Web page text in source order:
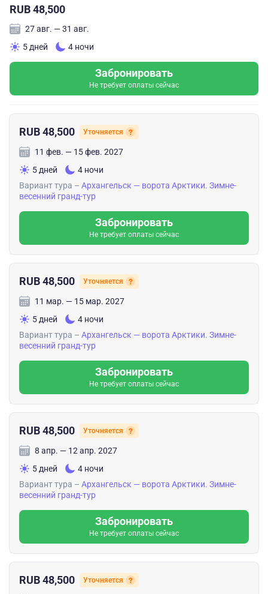
RUB 48,500
27 авг. — 31 авг.
5 дней
4 ночи
Забронировать
Не требует оплаты сейчас
RUB 48,500 Уточняется
11 фев. — 15 фев. 2027
5 дней
4 ночи
Вариант тура – Архангельск — ворота Арктики. Зимне-
весенний гранд-тур
Забронировать
Не требует оплаты сейчас
RUB 48,500 Уточняется
11 мар. — 15 мар. 2027
5 дней
4 ночи
Вариант тура – Архангельск — ворота Арктики. Зимне-
весенний гранд-тур
Забронировать
Не требует оплаты сейчас
RUB 48,500 Уточняется
8 апр. — 12 апр. 2027
5 дней
4 ночи
Вариант тура – Архангельск — ворота Арктики. Зимне-
весенний гранд-тур
Забронировать
Не требует оплаты сейчас
RUB 48,500 Уточняется